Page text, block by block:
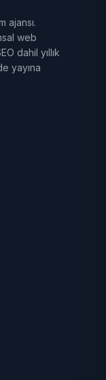
ajansı.
web
dahil yıllık
yayına